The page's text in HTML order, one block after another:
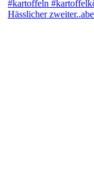
Hässlicher